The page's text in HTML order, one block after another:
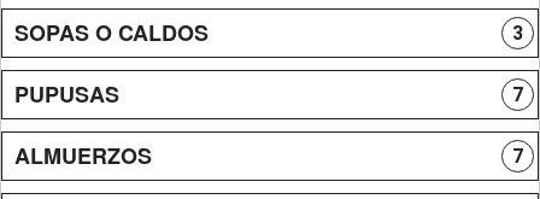
SOPAS O CALDOS 3
PUPUSAS 7
ALMUERZOS 7